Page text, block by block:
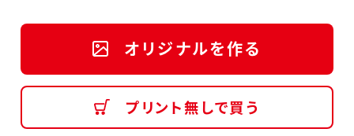
オリジナルを作る
プリント無しで買う